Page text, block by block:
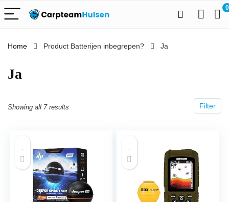
0
Home Product Batterijen inbegrepen? ‎Ja
‎Ja
Filter
Showing all 7 results